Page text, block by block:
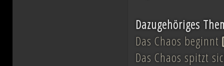
Dazugehöriges
Das Chaos beginnt
Das Chaos spitzt